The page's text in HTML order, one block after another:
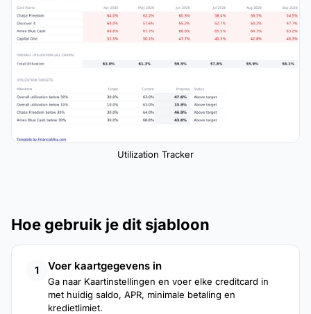
Utilization Tracker
Hoe gebruik je dit sjabloon
1 Voer kaartgegevens in
Ga naar Kaartinstellingen en voer elke creditcard in
met huidig saldo, APR, minimale betaling en
kredietlimiet.